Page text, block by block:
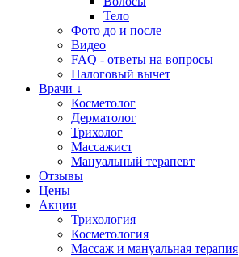
Тело
Фото до и после
Видео
FAQ - ответы на вопросы
Налоговый вычет
Врачи ↓
Косметолог
Дерматолог
Трихолог
Массажист
Мануальный терапевт
Отзывы
Цены
Акции
Трихология
Косметология
Массаж и мануальная терапия